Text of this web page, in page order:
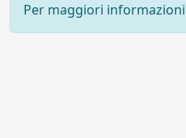
Per maggiori